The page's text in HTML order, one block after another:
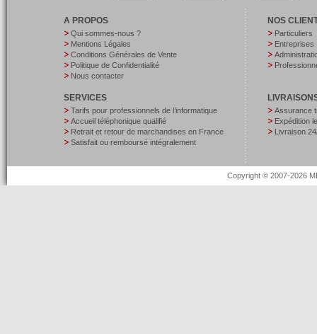
A PROPOS
Qui sommes-nous ?
Mentions Légales
Conditions Générales de Vente
Politique de Confidentialité
Nous contacter
SERVICES
Tarifs pour professionnels de l’informatique
Accueil téléphonique qualifié
Retrait et retour de marchandises en France
Satisfait ou remboursé intégralement
NOS
Particuliers
Entreprises
Assurance
Expédition
Livraison
Copyright © 2007-2026